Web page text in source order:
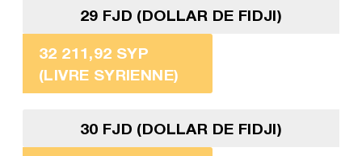
29 FJD (DOLLAR DE FIDJI)
32 211,92 SYP
(LIVRE SYRIENNE)
30 FJD (DOLLAR DE FIDJI)